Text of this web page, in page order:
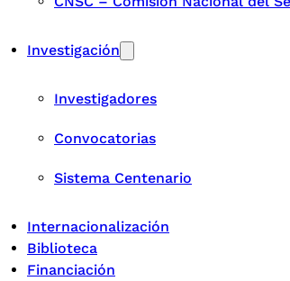
Investigación
Investigadores
Convocatorias
Sistema Centenario
Internacionalización
Biblioteca
Financiación